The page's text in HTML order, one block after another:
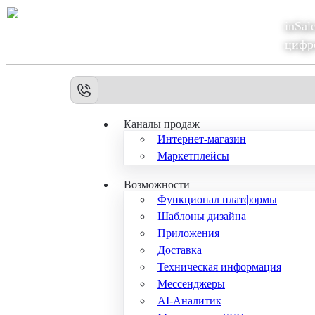
Каналы продаж
Интернет-магазин
Маркетплейсы
Возможности
Функционал платформы
Шаблоны дизайна
Приложения
Доставка
Техническая информация
Мессенджеры
AI-Аналитик